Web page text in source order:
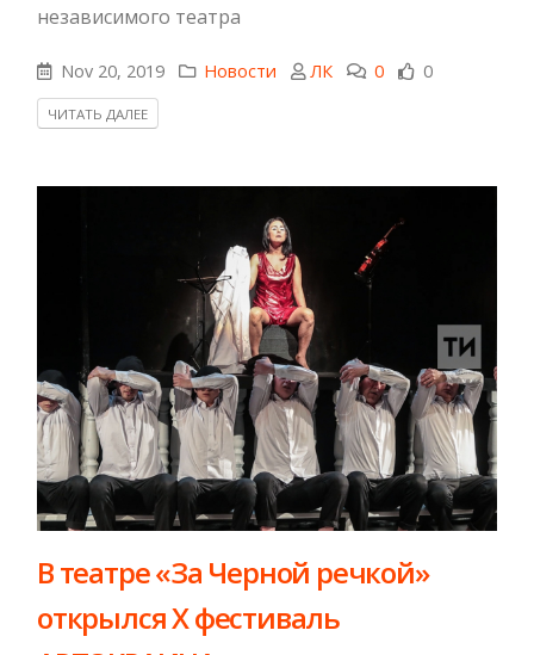
независимого театра
Nov 20, 2019 Новости ЛК 0 0
ЧИТАТЬ ДАЛЕЕ
В театре «За Черной речкой»
открылся X фестиваль